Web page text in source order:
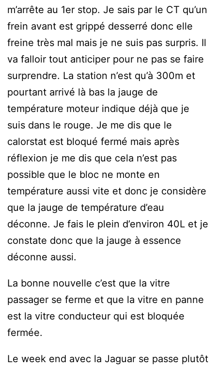
m’arrête au 1er stop. Je sais par le CT qu’un
frein avant est grippé desserré donc elle
freine très mal mais je ne suis pas surpris. Il
va falloir tout anticiper pour ne pas se faire
surprendre. La station n’est qu’à 300m et
pourtant arrivé là bas la jauge de
température moteur indique déjà que je
suis dans le rouge. Je me dis que le
calorstat est bloqué fermé mais après
réflexion je me dis que cela n’est pas
possible que le bloc ne monte en
température aussi vite et donc je considère
que la jauge de température d’eau
déconne. Je fais le plein d’environ 40L et je
constate donc que la jauge à essence
déconne aussi.
La bonne nouvelle c’est que la vitre
passager se ferme et que la vitre en panne
est la vitre conducteur qui est bloquée
fermée.
Le week end avec la Jaguar se passe plutôt